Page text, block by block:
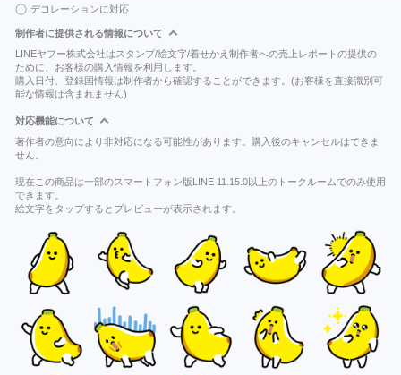
デコレーションに対応
制作者に提供される情報について
LINEヤフー株式会社はスタンプ/絵文字/着せかえ制作者への売上レポートの提供の
ために、お客様の購入情報を利用します。
購入日付、登録国情報は制作者から確認することができます。(お客様を直接識別可
能な情報は含まれません)
対応機能について
著作者の意向により非対応になる可能性があります。購入後のキャンセルはできま
せん。
現在この商品は一部のスマートフォン版LINE 11.15.0以上のトークルームでのみ使用
できます。
絵文字をタップするとプレビューが表示されます。